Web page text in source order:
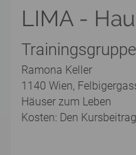
LIMA -
Ramona Keller
1140 Wien,
Häuser zum Leben
Kosten: Den